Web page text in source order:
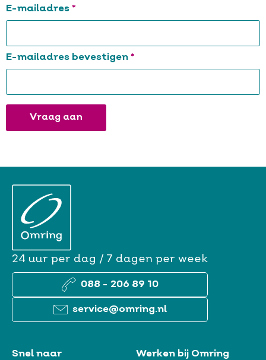
E-
mailadres
E-mailadres Verplicht
E-mailadres bevestigen Verplicht
24 uur per dag / 7 dagen per week
088 - 206 89 10
service@omring.nl
Snel naar Werken bij Omring